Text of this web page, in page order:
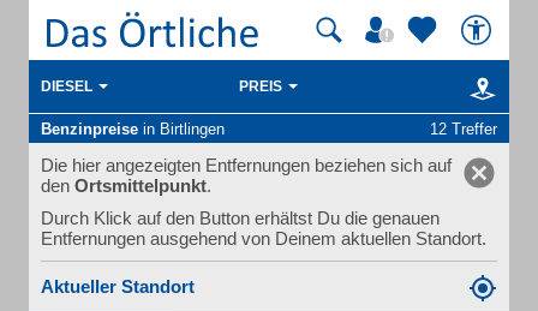
DIESEL PREIS
Benzinpreise in Birtlingen 12 Treffer
Die hier angezeigten Entfernungen beziehen sich auf
den Ortsmittelpunkt.
Durch Klick auf den Button erhältst Du die genauen
Entfernungen ausgehend von Deinem aktuellen Standort.
Aktueller Standort